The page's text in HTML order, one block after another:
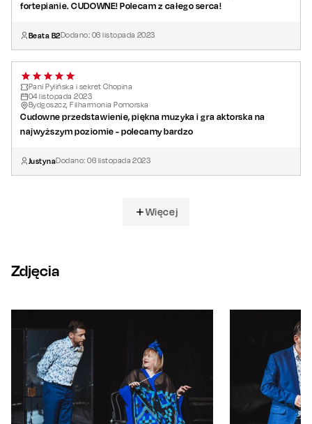
fortepianie. CUDOWNE! Polecam z całego serca!
Beata B2Dodano: 06 listopada 2023
Pani Pylińska i sekret Chopina
04listopada 2023
Bydgoszcz, Filharmonia Pomorska
Cudowne przedstawienie, piękna muzyka i gra aktorska na
najwyższym poziomie - polecamy bardzo
JustynaDodano:06 listopada 2023
Więcej
Zdjęcia